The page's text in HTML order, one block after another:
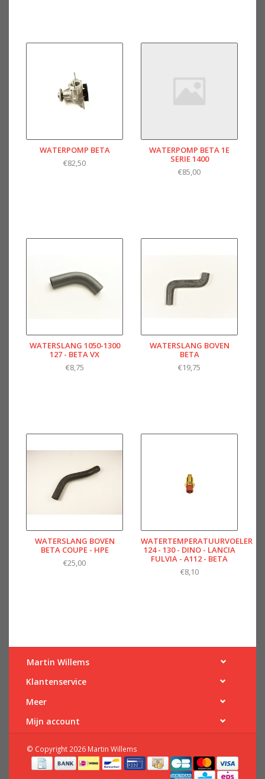
WATERPOMP BETA
€82,50
WATERPOMP BETA 1E
SERIE 1400
€85,00
WATERSLANG 1050-1300
127 - BETA VX
€8,75
WATERSLANG BOVEN
BETA
€19,75
WATERSLANG BOVEN
BETA COUPE - HPE
€25,00
WATERTEMPERATUURVOELER
124 - 130 - DINO - LANCIA
FULVIA - A112 - BETA
€8,10
Martin Willems
Klantenservice
Meer
Mijn account
© Copyright 2026 Martin Willems